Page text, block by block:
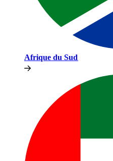
Afrique du Sud​​